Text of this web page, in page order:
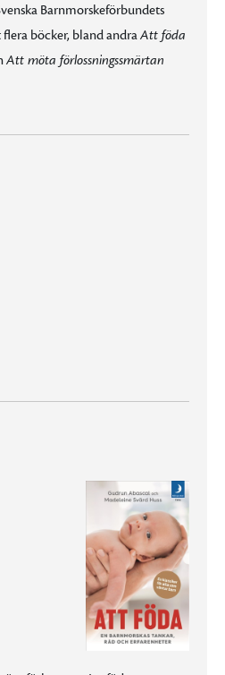
Barnmorskeförbundets
böcker, bland andraAtt föda
Att möta förlossningssmärtan